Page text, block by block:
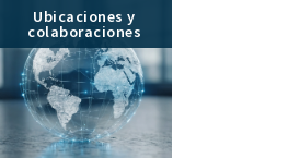
Ubicaciones y
colaboraciones